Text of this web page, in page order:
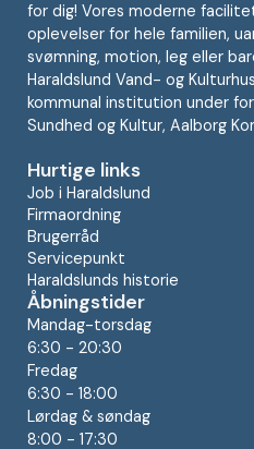
for dig! Vores moderne
oplevelser for hele familien,
svømning, motion, leg eller
Haraldslund Vand- og
kommunal institution under
Sundhed og Kultur, Aalborg
Hurtige links
Job i Haraldslund
Firmaordning
Brugerråd
Servicepunkt
Haraldslunds historie
Åbningstider
Mandag-torsdag
6:30 - 20:30
Fredag
6:30 - 18:00
Lørdag & søndag
8:00 - 17:30